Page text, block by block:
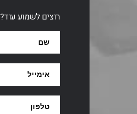
רוצים לשמוע עוד?